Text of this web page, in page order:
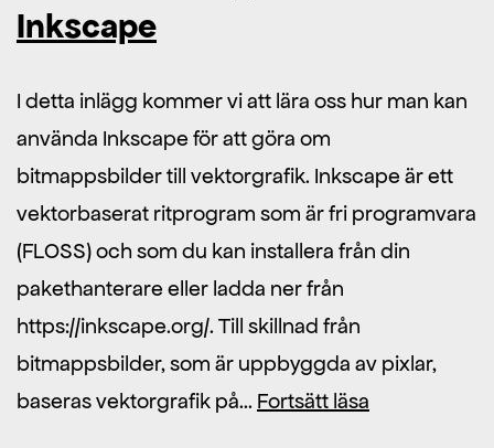
Inkscape
I detta inlägg kommer vi att lära oss hur man kan
använda Inkscape för att göra om
bitmappsbilder till vektorgrafik. Inkscape är ett
vektorbaserat ritprogram som är fri programvara
(FLOSS) och som du kan installera från din
pakethanterare eller ladda ner från
https://inkscape.org/. Till skillnad från
bitmappsbilder, som är uppbyggda av pixlar,
baseras vektorgrafik på… Fortsätt läsa